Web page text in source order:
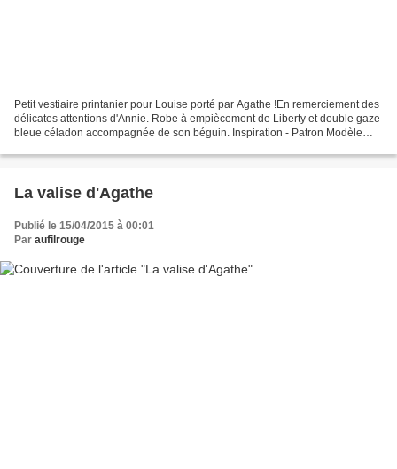
Petit vestiaire printanier pour Louise porté par Agathe !En remerciement des
délicates attentions d'Annie. Robe à empiècement de Liberty et double gaze
bleue céladon accompagnée de son béguin. Inspiration - Patron Modèle
La valise d'Agathe
Publié le 15/04/2015 à 00:01
Par aufilrouge